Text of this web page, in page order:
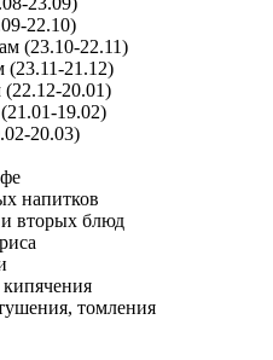
22.10)
(23.10-22.11)
(23.11-21.12)
20.01)
19.02)
20.03)
напитков
вторых блюд
томления